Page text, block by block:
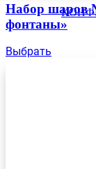
Набор шаров
фонтаны»
Выбрать